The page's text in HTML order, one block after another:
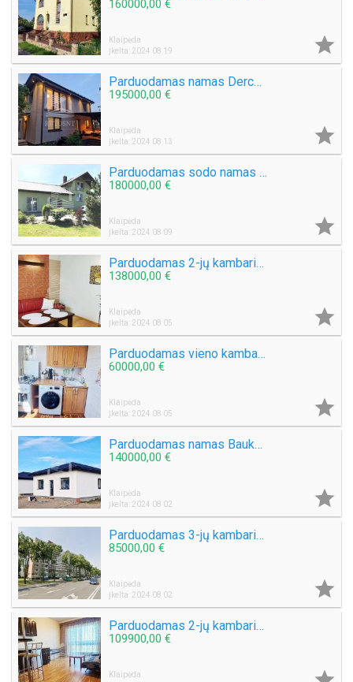
160000,00 €
Klaipėda
Įkelta: 2024 08 19

Parduodamas namas Derceklių k.
195000,00 €
Klaipėda
Įkelta: 2024 08 13

Parduodamas sodo namas Lingių k.
180000,00 €
Klaipėda
Įkelta: 2024 08 09

Parduodamas 2-jų kambarių butas senamiestyje, Daržų g.
138000,00 €
Klaipėda
Įkelta: 2024 08 05

Parduodamas vieno kambario butas Šiaulių g.
60000,00 €
Klaipėda
Įkelta: 2024 08 05

Parduodamas namas Baukštininkų k.
140000,00 €
Klaipėda
Įkelta: 2024 08 02

Parduodamas 3-jų kambarių butas Gedminų g.
85000,00 €
Klaipėda
Įkelta: 2024 08 02

Parduodamas 2-jų kambarių butas Taikos pr.
109900,00 €
Klaipėda